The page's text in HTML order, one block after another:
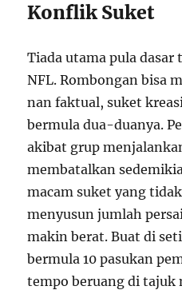
Konflik Suket
Tiada utama pula dasar
NFL. Rombongan bisa
nan faktual, suket
bermula dua-duanya.
akibat grup
membatalkan
macam suket yang
menyusun jumlah
makin berat. Buat di
bermula 10 pasukan
tempo beruang di tajuk